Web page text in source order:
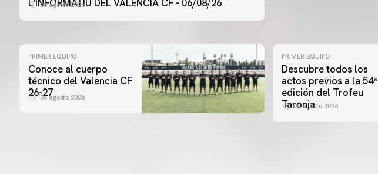
L'INFORMATIU DEL VALENCIA CF - 06/08/26
06 agosto 2026
PRIMER EQUIPO
Conoce al cuerpo
técnico del Valencia CF
26-27
06 agosto 2026
PRIMER EQUIPO
Descubre todos los
actos previos a la 54ª
edición del Trofeu
Taronja
06 agosto 2026